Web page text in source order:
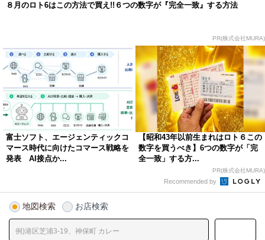
８月のロト6はこの方法で買え!!６つの数字が『完全一致』する方法
PR(株式会社MURA)
富士ソフト、エージェンティックコ
マース時代に向けたコマース戦略を
発表 AI接点か...
【昭和43年以前生まれはロト６この
数字を買うべき】6つの数字が「完
全一致」する方...
PR(株式会社MURA)
Recommended by
地図検索 お店検索